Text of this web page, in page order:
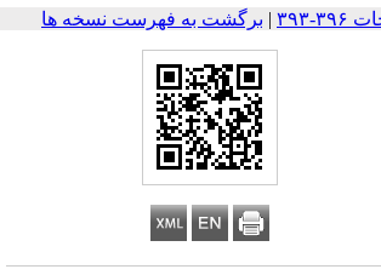
| برگشت به فهرست نسخه ها